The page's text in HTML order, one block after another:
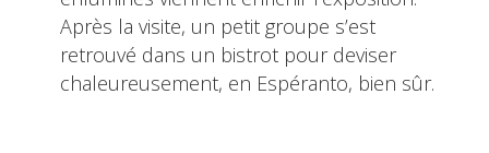
Après la visite, un petit groupe s’est
retrouvé dans un bistrot pour deviser
chaleureusement, en Espéranto, bien sûr.